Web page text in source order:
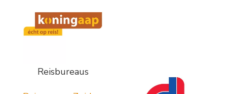
Reisbureaus